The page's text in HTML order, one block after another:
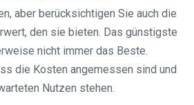
aber berücksichtigen Sie auch die
den sie bieten. Das günstigste
nicht immer das Beste.
die Kosten angemessen sind und
Nutzen stehen.